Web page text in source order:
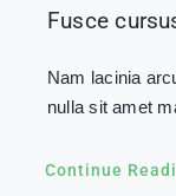
Fusce
Nam lacinia
nulla sit amet
Continue